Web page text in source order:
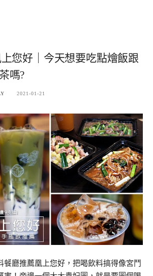
您好｜今天想要吃點燴飯跟
嗎?
2021-01-21
餐廳推薦凰上您好，把喝飲料搞得像宮鬥